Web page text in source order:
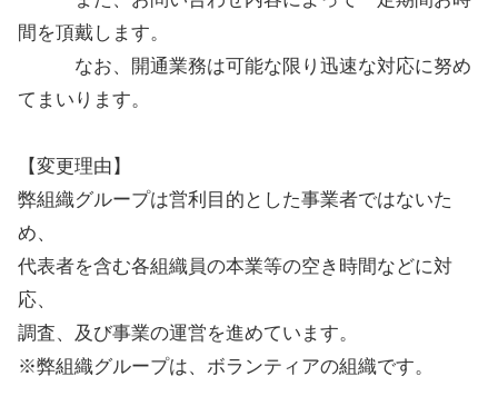
間を頂戴します。
なお、開通業務は可能な限り迅速な対応に努め
てまいります。
【変更理由】
弊組織グループは営利目的とした事業者ではないた
め、
代表者を含む各組織員の本業等の空き時間などに対
応、
調査、及び事業の運営を進めています。
※弊組織グループは、ボランティアの組織です。